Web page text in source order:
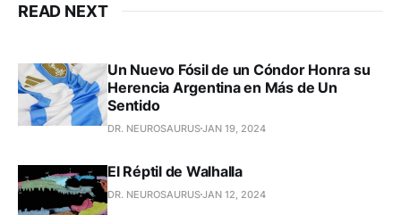
READ NEXT
Un Nuevo Fósil de un Cóndor Honra su
Herencia Argentina en Más de Un
Sentido
DR. NEUROSAURUSJAN 19, 2024
El Réptil de Walhalla
DR. NEUROSAURUSJAN 12, 2024